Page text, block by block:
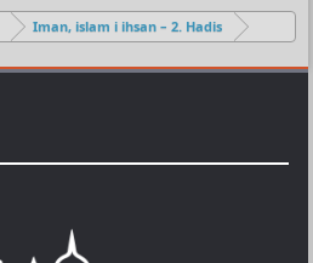
o
Iman, islam i ihsan – 2. Hadis